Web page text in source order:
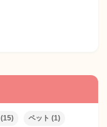
(15) ペット (1)